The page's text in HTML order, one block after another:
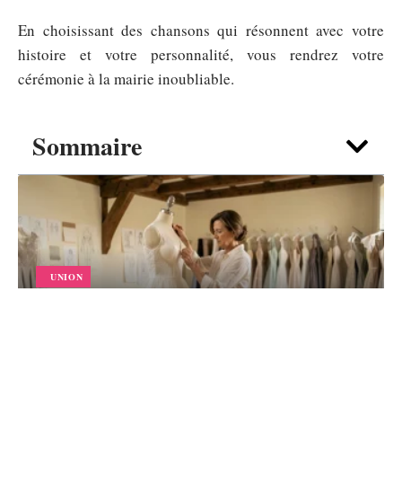
Sommaire
UNION
En choisissant des chansons qui résonnent avec votre
histoire et votre personnalité, vous rendrez votre
cérémonie à la mairie inoubliable.